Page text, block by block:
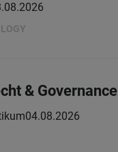
& Governance
04.08.2026